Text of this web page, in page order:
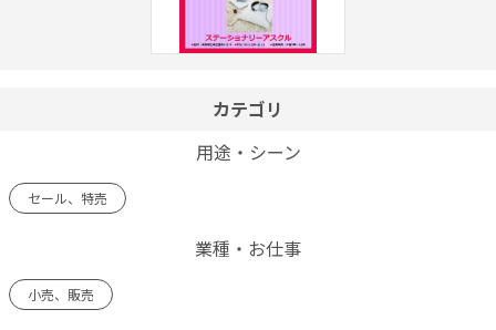
カテゴリ
用途・シーン
セール、特売
業種・お仕事
小売、販売